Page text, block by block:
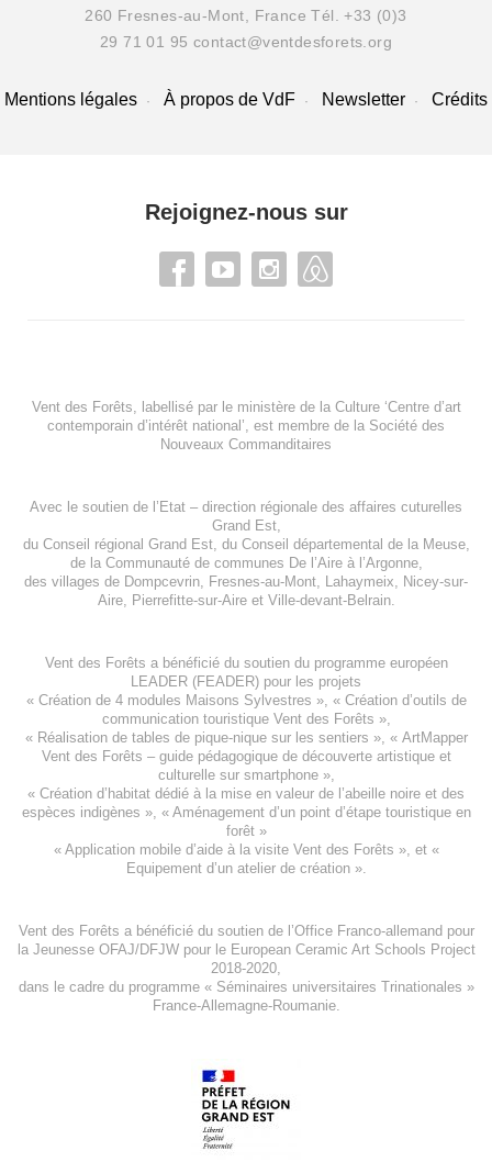
260 Fresnes-au-Mont, France Tél. +33 (0)3
29 71 01 95 contact@ventdesforets.org
Mentions légales À propos de VdF Newsletter Crédits
Rejoignez-nous sur
Vent des Forêts, labellisé par le ministère de la Culture ‘Centre d’art
contemporain d’intérêt national’, est membre de la Société des
Nouveaux Commanditaires
Avec le soutien de l’ Etat – direction régionale des affaires cuturelles
Grand Est,
du Conseil régional Grand Est, du Conseil départemental de la Meuse,
de la Communauté de communes De l’Aire à l’Argonne,
des villages de Dompcevrin, Fresnes-au-Mont, Lahaymeix, Nicey-sur-
Aire, Pierrefitte-sur-Aireet Ville-devant-Belrain.
Vent des Forêts a bénéficié du soutien du programme européen
LEADER (FEADER) pour les projets
« Création de 4 modules Maisons Sylvestres », « Création d’outils de
communication touristique Vent des Forêts »,
« Réalisation de tables de pique-nique sur les sentiers », « ArtMapper
Vent des Forêts – guide pédagogique de découverte artistique et
culturelle sur smartphone »,
« Création d’habitat dédié à la mise en valeur de l’abeille noire et des
espèces indigènes », « Aménagement d’un point d’étape touristique en
forêt»
« Application mobile d’aide à la visite Vent des Forêts », et «
Equipement d’un atelier de création».
Vent des Forêts a bénéficié du soutien de l’Office Franco-allemand pour
la Jeunesse OFAJ/DFJWpour leEuropean Ceramic Art Schools Project
2018-2020,
dans le cadre du programme « Séminaires universitaires Trinationales »
France-Allemagne-Roumanie.